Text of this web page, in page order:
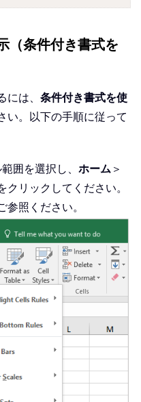
（条件付き書式を
は、 条件付き書式を使
い。以下の手順に従って
囲を選択し、 ホーム ＞
クリックしてください。
照ください。